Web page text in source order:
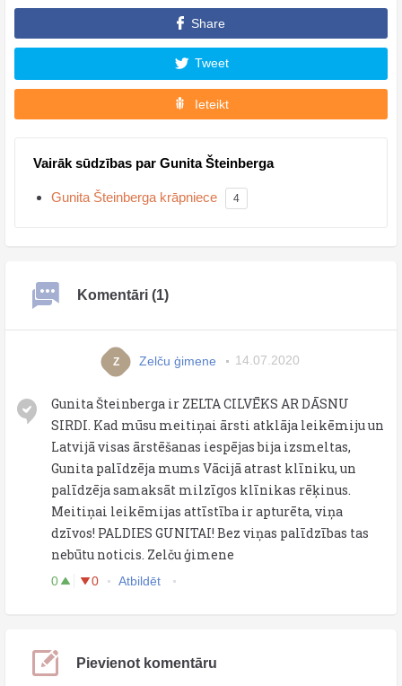
Share
Tweet
Ieteikt
Vairāk sūdzības par Gunita Šteinberga
Gunita Šteinberga krāpniece 4
Komentāri (1)
Z Zelču ģimene 14.07.2020
Gunita Šteinberga ir ZELTA CILVĒKS AR DĀSNU
SIRDI. Kad mūsu meitiņai ārsti atklāja leikēmiju un
Latvijā visas ārstēšanas iespējas bija izsmeltas,
Gunita palīdzēja mums Vācijā atrast klīniku, un
palīdzēja samaksāt milzīgos klīnikas rēķinus.
Meitiņai leikēmijas attīstība ir apturēta, viņa
dzīvos! PALDIES GUNITAI! Bez viņas palīdzības tas
nebūtu noticis. Zelču ģimene
0 0 Atbildēt
Pievienot komentāru